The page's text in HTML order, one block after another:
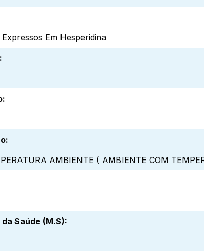
Em Hesperidina
:
:
:
AMBIENTE ( AMBIENTE COM
Saúde (M.S):